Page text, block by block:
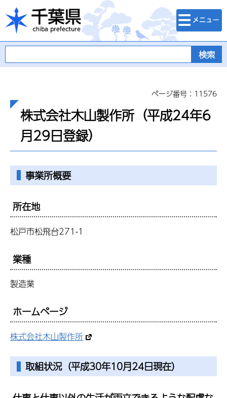
千葉県
検索・メニュ
ー
ページ番号：11576
株式会社木山製作所（平成24年6
月29日登録）
事業所概要
所在地
松戸市松飛台271-1
業種
製造業
ホームページ
株式会社木山製作所
取組状況（平成30年10月24日現在）